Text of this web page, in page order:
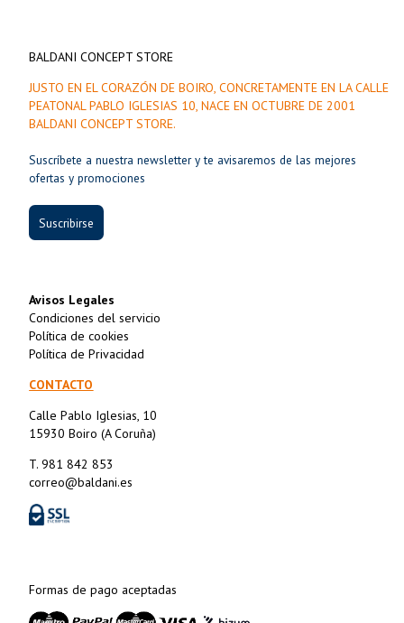
BALDANI CONCEPT STORE
JUSTO EN EL CORAZÓN DE BOIRO, CONCRETAMENTE EN LA CALLE
PEATONAL PABLO IGLESIAS 10, NACE EN OCTUBRE DE 2001
BALDANI CONCEPT STORE.
Suscríbete a nuestra newsletter y te avisaremos de las mejores
ofertas y promociones
Suscribirse
Avisos Legales
Condiciones del servicio
Política de cookies
Política de Privacidad
CONTACTO
Calle Pablo Iglesias, 10
15930 Boiro (A Coruña)
T. 981 842 853
correo@baldani.es
Formas de pago aceptadas